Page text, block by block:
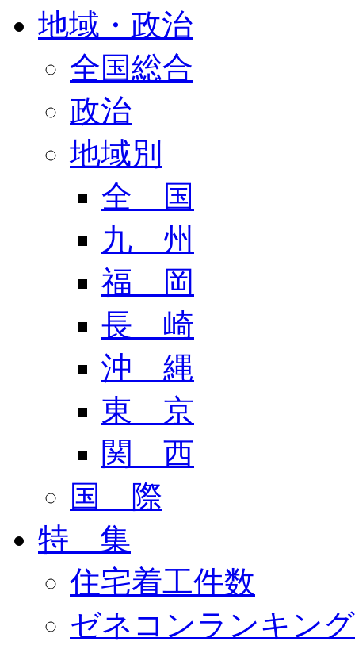
地域・政治
全国総合
政治
地域別
全 国
九 州
福 岡
長 崎
沖 縄
東 京
関 西
国 際
特 集
住宅着工件数
ゼネコンランキング